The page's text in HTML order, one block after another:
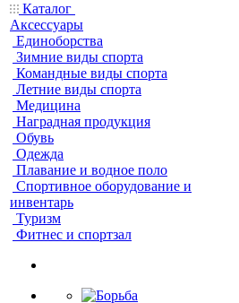
Каталог
Аксессуары
Единоборства
Зимние виды спорта
Командные виды спорта
Летние виды спорта
Медицина
Наградная продукция
Обувь
Одежда
Плавание и водное поло
Спортивное оборудование и
инвентарь
Туризм
Фитнес и спортзал